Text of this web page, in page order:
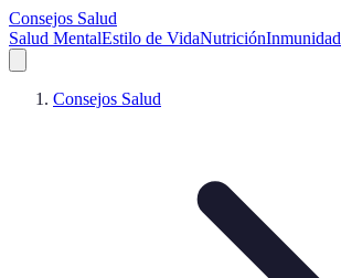
Consejos Salud
Salud MentalEstilo de VidaNutriciónInmunidad
Consejos Salud